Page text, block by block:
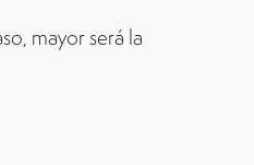
mayor será la